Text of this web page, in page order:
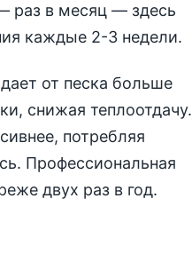
раз в месяц — здесь
каждые 2-3 недели.
от песка больше
снижая теплоотдачу.
потребляя
Профессиональная
двух раз в год.